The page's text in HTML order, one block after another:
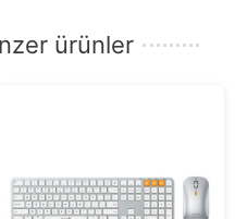
ürünler